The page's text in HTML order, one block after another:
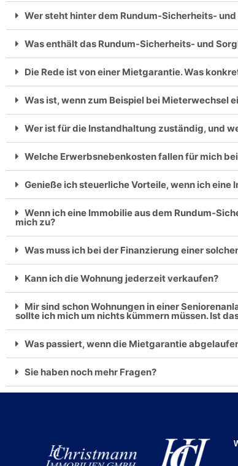
Wer steht hinter dem Rundum-Sicherheits-
Was enthält das Rundum-Sicherheits- und
Die Rede ist von einer Mietgarantie. Was
Was ist, wenn zum Beispiel bei Mieterwechsel
Wer ist für die Instandhaltung zuständig, und
Welche Erwerbsnebenkosten fallen für mich
Genieße ich steuerliche Vorteile, wenn ich
Wenn ich eine Immobilie aus dem Rundum-
mich zu?
Was muss ich bei der Finanzierung einer
Kann ich die Wohnung jederzeit verkaufen?
Mir sind schon Wohnungen in einer
sollte ich mich um nichts kümmern müssen. Ist
Was passiert, wenn die Mietgarantie
Sie haben noch mehr Fragen?